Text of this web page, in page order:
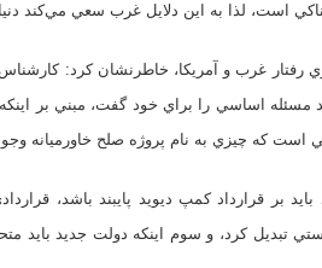
است، لذا به اين دلايل غرب سعي مي‌كند دنيا
رفتار غرب و آمريكا، خاطرنشان كرد:
مسئله اساسي را براي خود گفت، مبني بر
است كه چيزي به نام پروژه صلح خاورميانه
بر قرارداد كمپ ديويد پايبند باشد،
تبديل كرد، و سوم اينكه دولت جديد بايد